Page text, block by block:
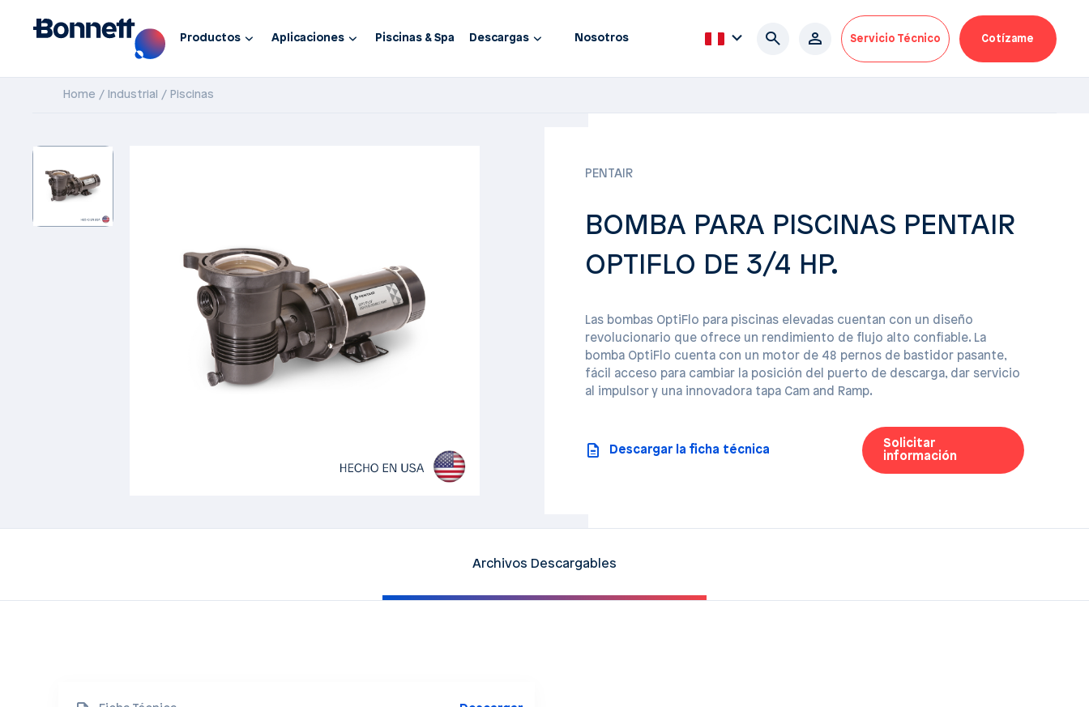
Productos Aplicaciones Piscinas & Spa Descargas Nosotros Servicio Técnico Cotízame
Home Industrial Piscinas
PENTAIR
BOMBA PARA PISCINAS PENTAIR
OPTIFLO DE 3/4 HP.
Las bombas OptiFlo para piscinas elevadas cuentan con un diseño
revolucionario que ofrece un rendimiento de flujo alto confiable. La
bomba OptiFlo cuenta con un motor de 48 pernos de bastidor pasante,
fácil acceso para cambiar la posición del puerto de descarga, dar servicio
al impulsor y una innovadora tapa Cam and Ramp.
Descargar la ficha técnica
Solicitar
información
Archivos Descargables